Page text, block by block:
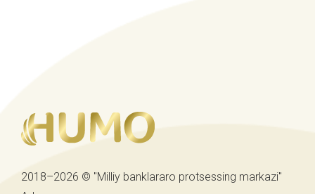
2018–2026 © "Milliy banklararo protsessing markazi"